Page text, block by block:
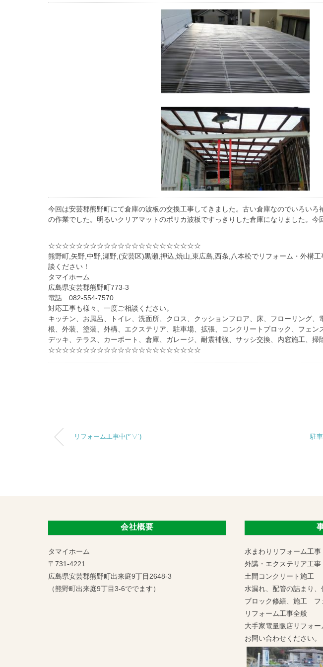
今回は安芸郡熊野町にて倉庫の波板の交換工事してきました。古い倉庫なのでいろいろ
の作業でした。明るいクリアマットのポリカ波板ですっきりした倉庫になりました。今
☆☆☆☆☆☆☆☆☆☆☆☆☆☆☆☆☆☆☆☆☆☆
熊野町,矢野,中野,瀬野,(安芸区)黒瀬,押込,焼山,東広島,西条,八本松でリフォーム・外構
談ください！
タマイホーム
広島県安芸郡熊野町773-3
電話 082-554-7570
対応工事も様々、一度ご相談ください。
キッチン、お風呂、トイレ、洗面所、クロス、クッションフロア、床、フローリング、
根、外装、塗装、外構、エクステリア、駐車場、拡張、コンクリートブロック、フェン
デッキ、テラス、カーポート、倉庫、ガレージ、耐震補強、サッシ交換、内窓施工、掃
☆☆☆☆☆☆☆☆☆☆☆☆☆☆☆☆☆☆☆☆☆☆
リフォーム工事中(*’▽’) 駐
会社概要
タマイホーム
〒731-4221
広島県安芸郡熊野町出来庭9丁目2648-3
（熊野町出来庭9丁目3-6ででます）
水まわりリフォーム工事
外講・エクステリア工事
土間コンクリート施工
水漏れ、配管の詰まり、
ブロック修繕、施工 フ
リフォーム工事全般
大手家電量販店リフォー
お問い合わせください。